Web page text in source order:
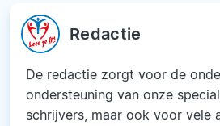
Redactie
De redactie zorgt voor de
ondersteuning van onze
schrijvers, maar ook voor vele